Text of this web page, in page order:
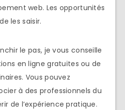
web. Les opportunités
les saisir.
le pas, je vous conseille
en ligne gratuites ou de
Vous pouvez
à des professionnels du
de l’expérience pratique.